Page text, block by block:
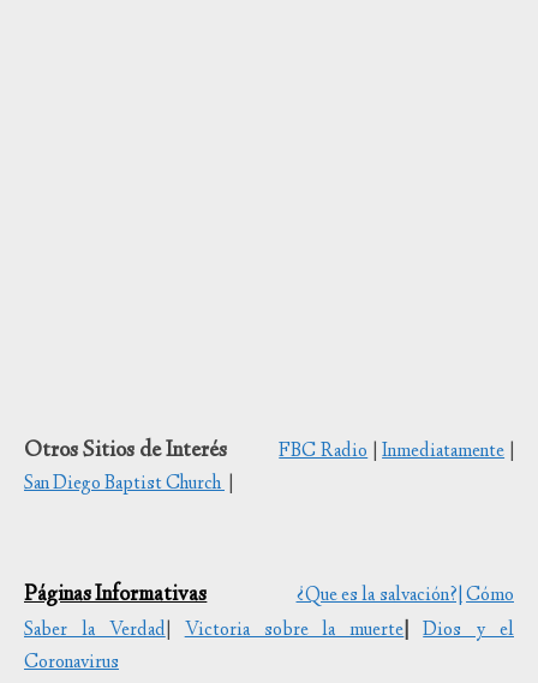
Otros Sitios de Interés FBC Radio|Inmediatamente
San Diego Baptist Church
Páginas Informativas ¿Que es la salvación?|Cómo
Saber la Verdad|Victoria sobre la muerte|
Dios y el
Coronavirus